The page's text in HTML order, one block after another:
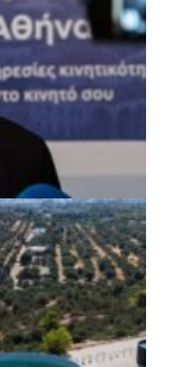
και τη
«Η καλύτερη